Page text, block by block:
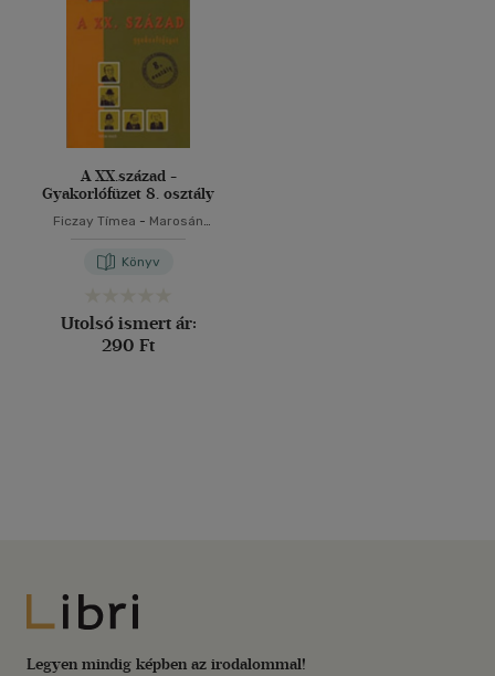
A XX.század -
Gyakorlófüzet 8. osztály
Ficzay Tímea - Marosán
Könyv
Utolsó ismert ár:
290 Ft
Libri
Legyen mindig képben az irodalommal!